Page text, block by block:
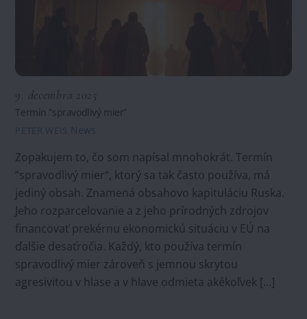
9. decembra 2025
Termín “spravodlivý mier”
PETER WEIS News
Zopakujem to, čo som napísal mnohokrát. Termín
“spravodlivý mier“, ktorý sa tak často používa, má
jediný obsah. Znamená obsahovo kapituláciu Ruska.
Jeho rozparcelovanie a z jeho prírodných zdrojov
financovať prekérnu ekonomickú situáciu v EÚ na
ďalšie desaťročia. Každý, kto používa termín
spravodlivý mier zároveň s jemnou skrytou
agresivitou v hlase a v hlave odmieta akékoľvek […]